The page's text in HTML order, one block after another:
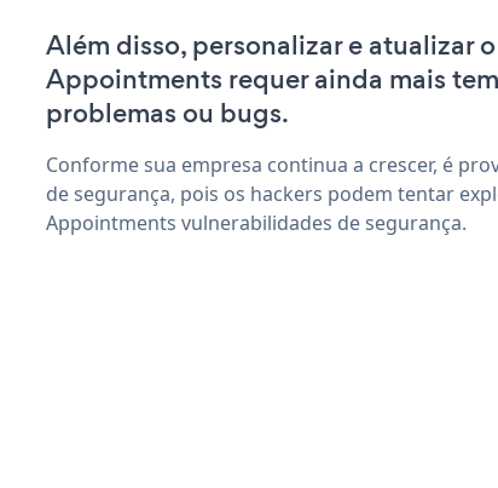
Além disso, personalizar e atualizar
Appointments requer ainda mais
problemas ou bugs.
Conforme sua empresa continua a crescer, é
de segurança, pois os hackers podem tentar
Appointments vulnerabilidades de segurança.